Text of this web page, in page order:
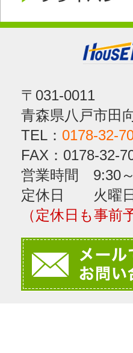
〒031-0011
青森県八戸市田
TEL： 0178-32-
FAX：0178-32-
営業時間 9:30
定休日 火曜日
（定休日も事